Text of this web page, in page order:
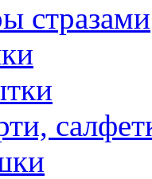
стразами